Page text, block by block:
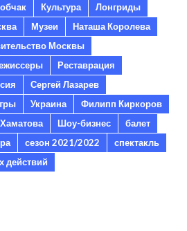
Культура
Лонгриды
Музеи
Наташа Королева
Москвы
Реставрация
Сергей Лазарев
Украина
Филипп Киркоров
Шоу-бизнес
балет
сезон 2021/2022
спектакль
действий